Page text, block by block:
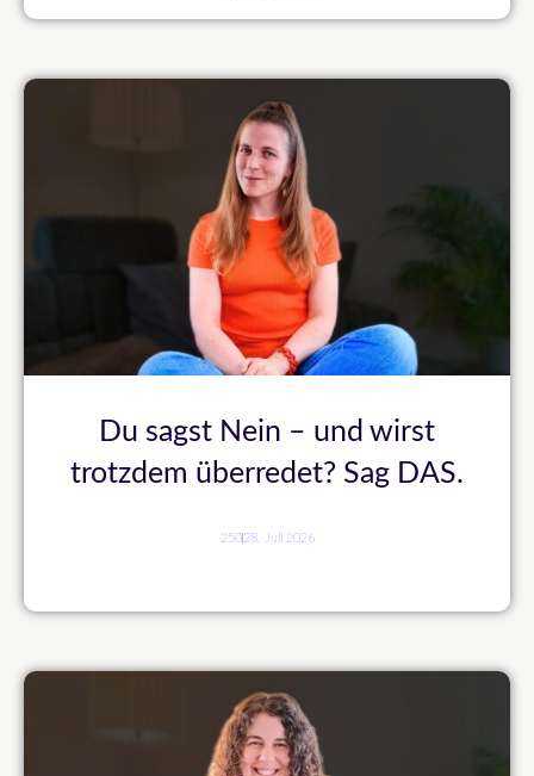
Du sagst Nein – und wirst
trotzdem überredet? Sag DAS.
250 28. Juli 2026